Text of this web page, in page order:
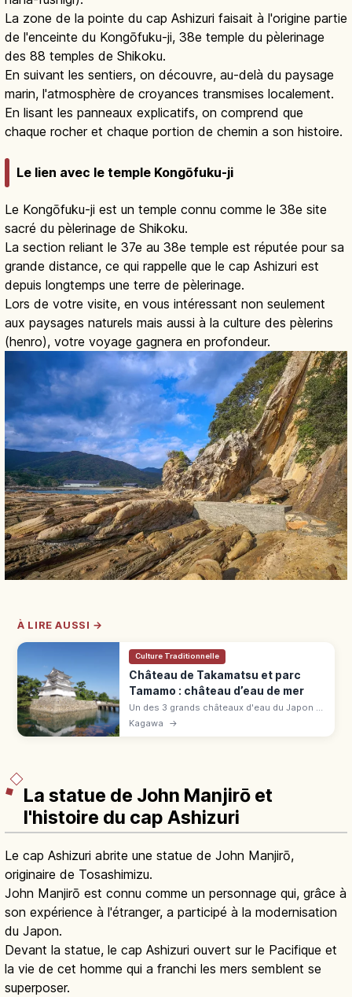
La zone de la pointe du cap Ashizuri faisait à l'origine partie
de l'enceinte du Kongōfuku-ji, 38e temple du pèlerinage
des 88 temples de Shikoku.
En suivant les sentiers, on découvre, au-delà du paysage
marin, l'atmosphère de croyances transmises localement.
En lisant les panneaux explicatifs, on comprend que
chaque rocher et chaque portion de chemin a son histoire.
Le lien avec le temple Kongōfuku-ji
Le Kongōfuku-ji est un temple connu comme le 38e site
sacré du pèlerinage de Shikoku.
La section reliant le 37e au 38e temple est réputée pour sa
grande distance, ce qui rappelle que le cap Ashizuri est
depuis longtemps une terre de pèlerinage.
Lors de votre visite, en vous intéressant non seulement
aux paysages naturels mais aussi à la culture des pèlerins
(henro), votre voyage gagnera en profondeur.
À LIRE AUSSI →
Culture Traditionnelle
Château de Takamatsu et parc
Tamamo : château d’eau de mer
Un des 3 grands châteaux d'eau du Japon à
Takamatsu (Kagawa), fondé en 1588 :
douves de mer Intérieure, tour Tsukimi (bien
Kagawa →
La statue de John Manjirō et
l'histoire du cap Ashizuri
Le cap Ashizuri abrite une statue de John Manjirō,
originaire de Tosashimizu.
John Manjirō est connu comme un personnage qui, grâce à
son expérience à l'étranger, a participé à la modernisation
du Japon.
Devant la statue, le cap Ashizuri ouvert sur le Pacifique et
la vie de cet homme qui a franchi les mers semblent se
superposer.